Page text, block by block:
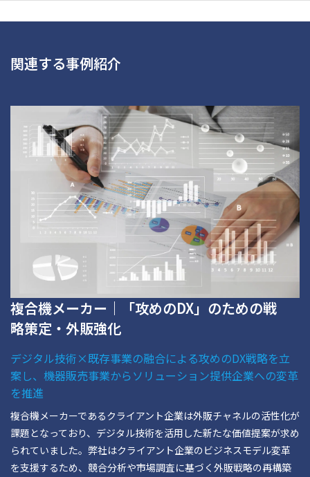
関連する事例紹介
複合機メーカー｜「攻めのDX」のための戦
略策定・外販強化
デジタル技術×既存事業の融合による攻めのDX戦略を立
案し、機器販売事業からソリューション提供企業への変革
を推進
複合機メーカーであるクライアント企業は外販チャネルの活性化が
課題となっており、デジタル技術を活用した新たな価値提案が求め
られていました。弊社はクライアント企業のビジネスモデル変革
を支援するため、競合分析や市場調査に基づく外販戦略の再構築